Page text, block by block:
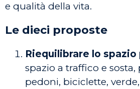
e qualità della vita.
Le dieci proposte
Riequilibrare lo spazio
spazio a traffico e sosta,
pedoni, biciclette,